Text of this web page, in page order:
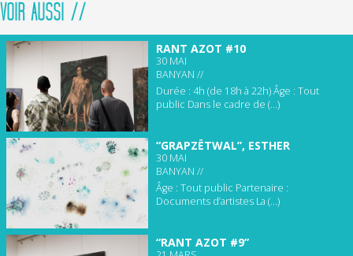
VOIR AUSSI //
RANT AZOT #10
30 MAI
BANYAN //
Durée : 4h (de 18h à 22h) Âge : Tout
public Dans le cadre de (...)
“GRAPZËTWAL”, ESTHER
30 MAI
BANYAN //
Âge : Tout public Partenaire :
Documents d’artistes La (...)
“RANT AZOT #9”